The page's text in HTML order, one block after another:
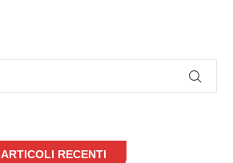
ARTICOLI RECENTI